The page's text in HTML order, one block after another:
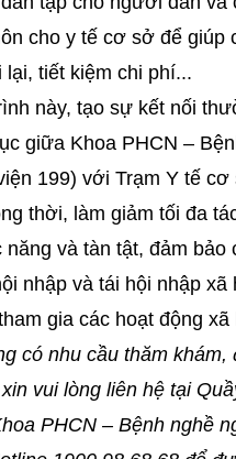
cho y tế cơ sở để giúp
lại, tiết kiệm chi phí...
này, tạo sự kết nối
giữa Khoa PHCN –
199) với Trạm Y tế cơ
thời, làm giảm tối đa
và tàn tật, đảm bảo
nhập và tái hội nhập xã
gia các hoạt động xã
có nhu cầu thăm khám,
vui lòng liên hệ tại
PHCN – Bệnh nghề